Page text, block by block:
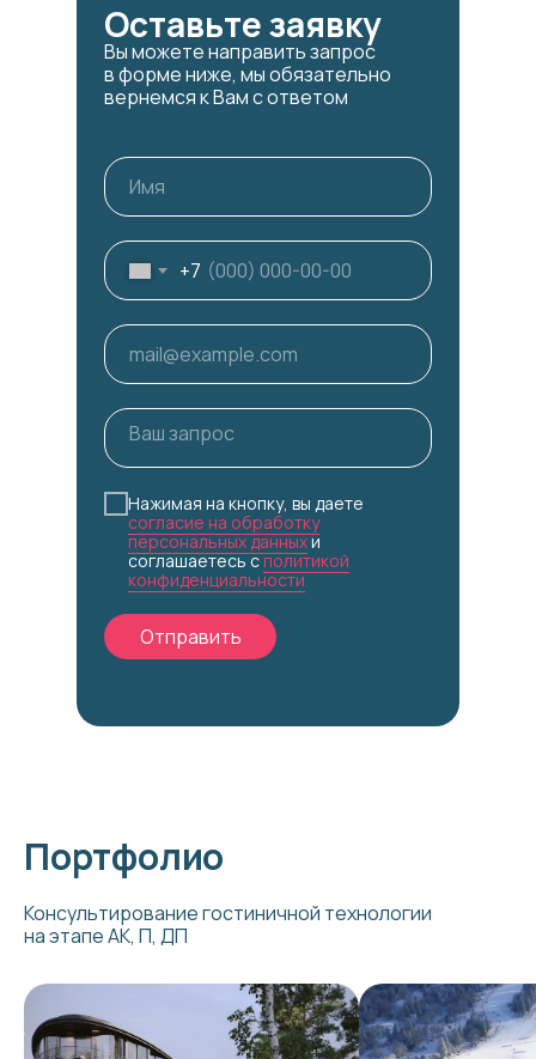
Оставьте заявку
Вы можете направить запрос
в форме ниже, мы обязательно
вернемся к Вам с ответом
+7
Нажимая на кнопку, вы даете
согласие на обработку
персональных данныхи
соглашаетесь cполитикой
конфиденциальности
Отправить
Портфолио
Консультирование гостиничной технологии
на этапе АК, П, ДП